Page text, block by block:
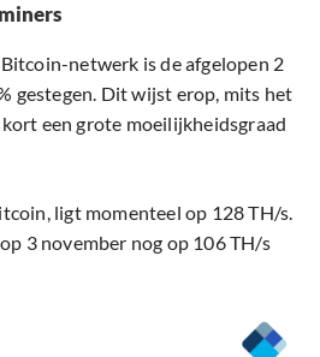
netwerk is de afgelopen 2
gestegen. Dit wijst erop, mits het
een grote moeilijkheidsgraad
ligt momenteel op 128 TH/s.
3 november nog op 106 TH/s